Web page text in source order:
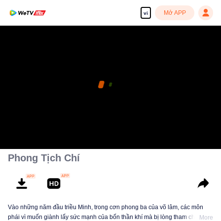
vi Mở APP
Phong Tịch Chí
Vào những năm đầu triều Minh, trong cơn phong ba của võ lâm, các môn
phái vì muốn giành lấy sức mạnh của bốn thần khí mà bị lòng tham che mờ
More